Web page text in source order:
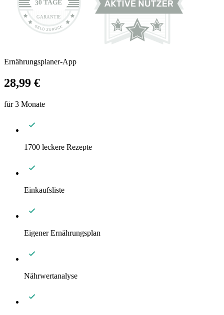
Ernährungsplaner-App
28,99 €
für 3 Monate
1700 leckere Rezepte
Einkaufsliste
Eigener Ernährungsplan
Nährwertanalyse